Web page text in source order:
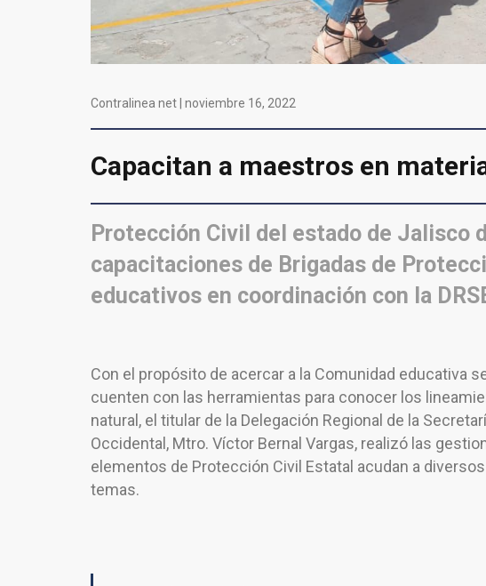
Contralinea net | noviembre 16, 2022
Capacitan a maestros en
Protección Civil del estado de Jalisco
capacitaciones de Brigadas de
educativos en coordinación con la
Con el propósito de acercar a la Comunidad educativa
cuenten con las herramientas para conocer los
natural, el titular de la Delegación Regional de la
Occidental, Mtro. Víctor Bernal Vargas, realizó las
elementos de Protección Civil Estatal acudan a
temas.